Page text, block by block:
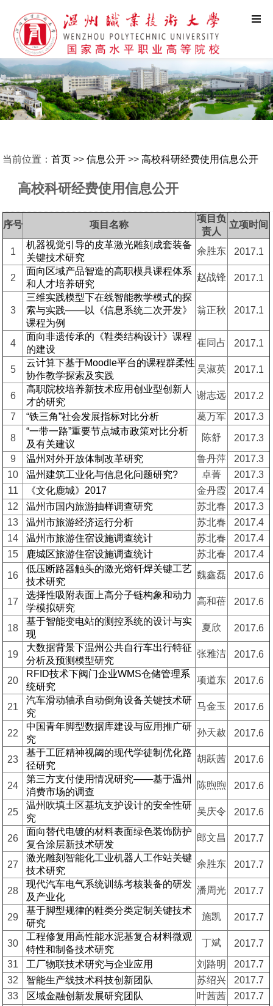
当前位置：首页 >>信息公开 >>高校科研经费使用信息公开
高校科研经费使用信息公开
序号 项目名称
项目负
责人
立项时间
1
机器视觉引导的皮革激光雕刻成套装备
关键技术研究
余胜东 2017.1
2
面向区域产品智造的高职模具课程体系
和人才培养研究
赵战锋 2017.1
3
三维实践模型下在线智能教学模式的探
索与实践——以《信息系统二次开发》
课程为例
翁正秋 2017.1
4
面向非遗传承的《鞋类结构设计》课程
的建设
崔同占 2017.1
5
云计算下基于Moodle平台的课程群柔性
协作教学探索及实践
吴淑英 2017.1
6
高职院校培养新技术应用创业型创新人
才的研究
谢志远
2017.2
7
“铁三角”社会发展指标对比分析 葛万军 2017.3
8
“一带一路”重要节点城市政策对比分析
及有关建议
陈舒
2017.3
9
温州对外开放体制改革研究 鲁丹萍
2017.3
10
温州建筑工业化与信息化问题研究? 卓菁
2017.3
11
《文化鹿城》2017 金丹霞
2017.4
12
温州市国内旅游抽样调查研究 苏北春
2017.3
13
温州市旅游经济运行分析 苏北春
2017.4
14
温州市旅游住宿设施调查统计 苏北春
2017.4
15
鹿城区旅游住宿设施调查统计 苏北春 2017.4
16
低压断路器触头的激光熔钎焊关键工艺
技术研究
魏鑫磊 2017.6
17
选择性吸附表面上高分子链构象和动力
学模拟研究
高和蓓 2017.6
18
基于智能变电站的测控系统的设计与实
现
夏欣 2017.6
19
大数据背景下温州公共自行车出行特征
分析及预测模型研究
张雅洁 2017.6
20
RFID技术下阀门企业WMS仓储管理系
统研究
项道东 2017.6
21
汽车滑动轴承自动倒角设备关键技术研
究
马金玉 2017.6
22
中国青年脚型数据库建设与应用推广研
究
孙天赦 2017.6
23
基于工匠精神视阈的现代学徒制优化路
径研究
胡跃茜 2017.6
24
第三方支付使用情况研究——基于温州
消费市场的调查
陈煦煦 2017.6
25
温州吹填土区基坑支护设计的安全性研
究
吴庆令 2017.6
26
面向替代电镀的材料表面绿色装饰防护
复合涂层新技术研发
郎文昌 2017.7
27
激光雕刻智能化工业机器人工作站关键
技术研究
余胜东 2017.7
28
现代汽车电气系统训练考核装备的研发
及产业化
潘周光 2017.7
29
基于脚型规律的鞋类分类定制关键技术
研究
施凯 2017.7
30
工程修复用高性能水泥基复合材料微观
特性和制备技术研究
丁斌
2017.7
31
工厂物联技术研究与企业应用 刘路明
2017.7
32
智能生产线技术科技创新团队 苏绍兴
2017.7
33
区域金融创新发展研究团队 叶茜茜
2017.7